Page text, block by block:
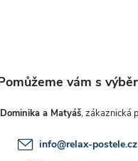
Dominika a Matyáš
info@relax-postele.cz